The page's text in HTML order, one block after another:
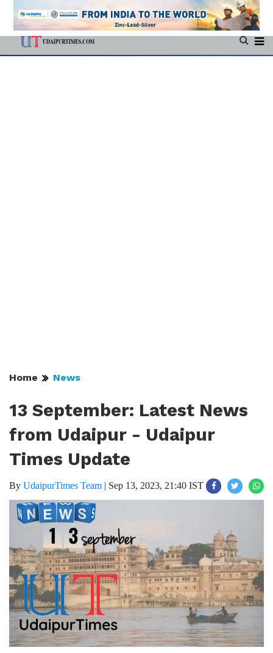
Home News
13 September: Latest News
from Udaipur - Udaipur
Times Update
By UdaipurTimes Team | Sep 13, 2023, 21:40 IST